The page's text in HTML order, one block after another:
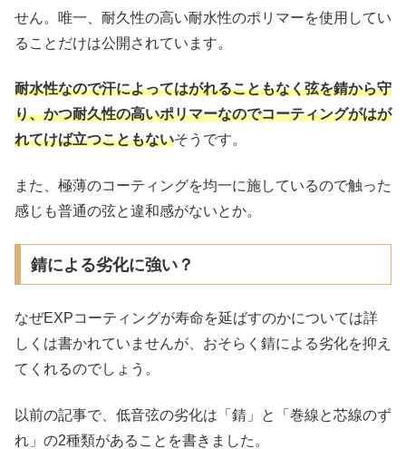
せん。唯一、耐久性の高い耐水性のポリマーを使用してい
ることだけは公開されています。
耐水性なので汗によってはがれることもなく弦を錆から守
り、かつ耐久性の高いポリマーなのでコーティングがはが
れてけば立つこともないそうです。
また、極薄のコーティングを均一に施しているので触った
感じも普通の弦と違和感がないとか。
錆による劣化に強い？
なぜEXPコーティングが寿命を延ばすのかについては詳
しくは書かれていませんが、おそらく錆による劣化を抑え
てくれるのでしょう。
以前の記事で、低音弦の劣化は「錆」と「巻線と芯線のず
れ」の2種類があることを書きました。